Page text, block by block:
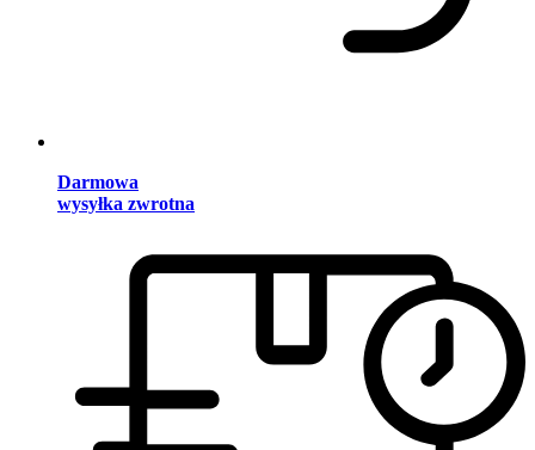
Darmowa
wysyłka zwrotna